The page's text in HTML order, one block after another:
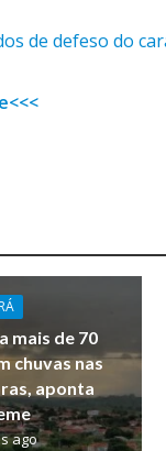
de defeso do
mais de 70
chuvas nas
aponta
ago